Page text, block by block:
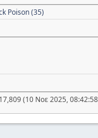
Poison (35)
(10 Νοε 2025,